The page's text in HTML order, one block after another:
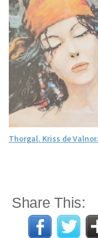
Thorgal. Kriss de
Share This: